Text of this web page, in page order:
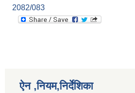
2082/083
ऐन ,नियम,निर्देशिका